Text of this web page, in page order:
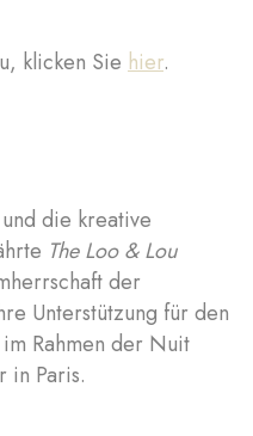
klicken Sie hier.
die kreative
The Loo & Lou
der
Unterstützung für den
Rahmen der Nuit
in Paris.